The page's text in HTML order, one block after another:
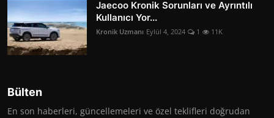
Jaecoo Kronik Sorunları ve Ayrıntılı
Kullanıcı Yor...
Kronik Uzmanı Eylül 4, 2024 1 11K
Bülten
En son haberleri, güncellemeleri ve özel teklifleri doğrudan